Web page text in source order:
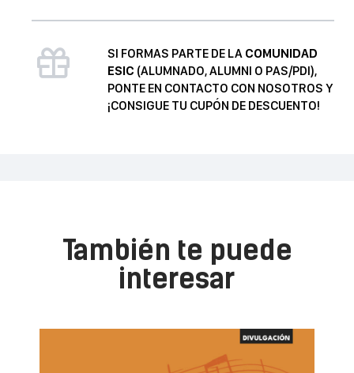
SI FORMAS PARTE DE LA COMUNIDAD
ESIC (ALUMNADO, ALUMNI O PAS/PDI),
PONTE EN CONTACTO CON NOSOTROS Y
¡CONSIGUE TU CUPÓN DE DESCUENTO!
También te puede
interesar